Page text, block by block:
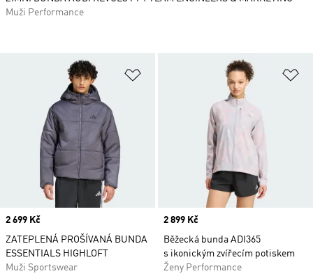
Přidat do seznamu přání
Price
2 699 Kč
ZATEPLENÁ PROŠÍVANÁ BUNDA
ESSENTIALS HIGHLOFT
Muži Sportswear
Price
2 899 Kč
Běžecká bunda ADI365
s ikonickým zvířecím potiskem
Ženy Performance
Muži Performance